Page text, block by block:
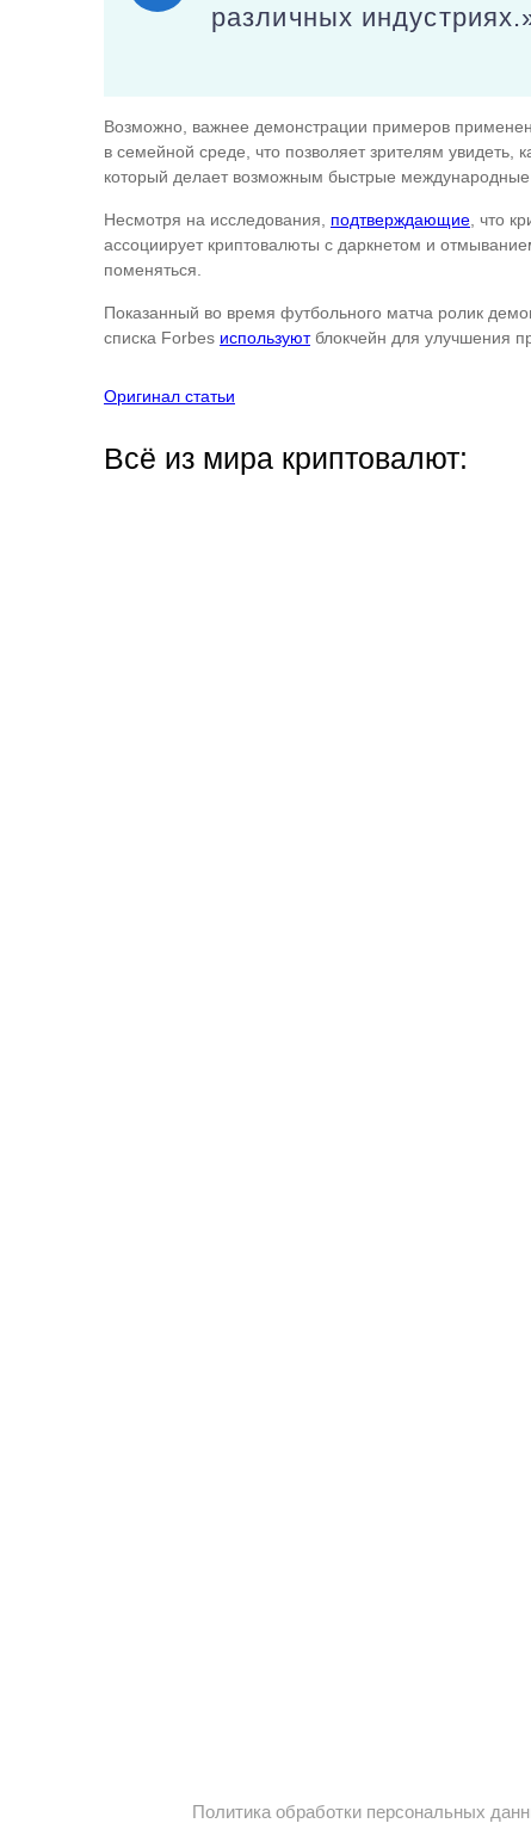
различных
Возможно, важнее демонстрации примеров
в семейной среде, что позволяет зрителям
который делает возможным быстрые
Несмотря на исследования, подтверждающие , что
ассоциирует криптовалюты с даркнетом и
поменяться.
Показанный во время футбольного матча ролик
списка Forbes используютблокчейн для улучшения
Оригинал статьи
Всё из мира криптовалют:
Политика обработки персональных